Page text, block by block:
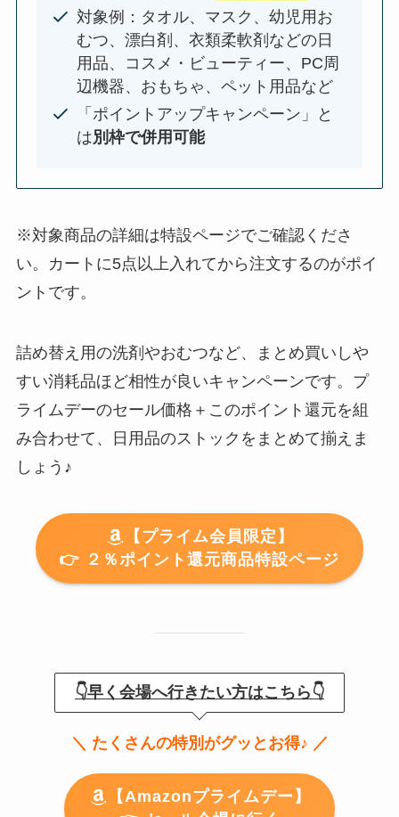
対象例：タオル、マスク、幼児用お
むつ、漂白剤、衣類柔軟剤などの日
用品、コスメ・ビューティー、PC周
辺機器、おもちゃ、ペット用品など
「ポイントアップキャンペーン」と
は別枠で併用可能
※対象商品の詳細は特設ページでご確認くださ
い。カートに5点以上入れてから注文するのがポイ
ントです。
詰め替え用の洗剤やおむつなど、まとめ買いしや
すい消耗品ほど相性が良いキャンペーンです。プ
ライムデーのセール価格＋このポイント還元を組
み合わせて、日用品のストックをまとめて揃えま
しょう♪
【プライム会員限定】
👉️ ２％ポイント還元商品特設ページ
👇早く会場へ行きたい方はこちら👇
＼ たくさんの特別がグッとお得♪ ／
【Amazonプライムデー】